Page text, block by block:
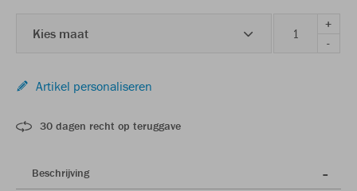
Kies maat
+
-
Artikel personaliseren
30 dagen recht op teruggave
Beschrijving